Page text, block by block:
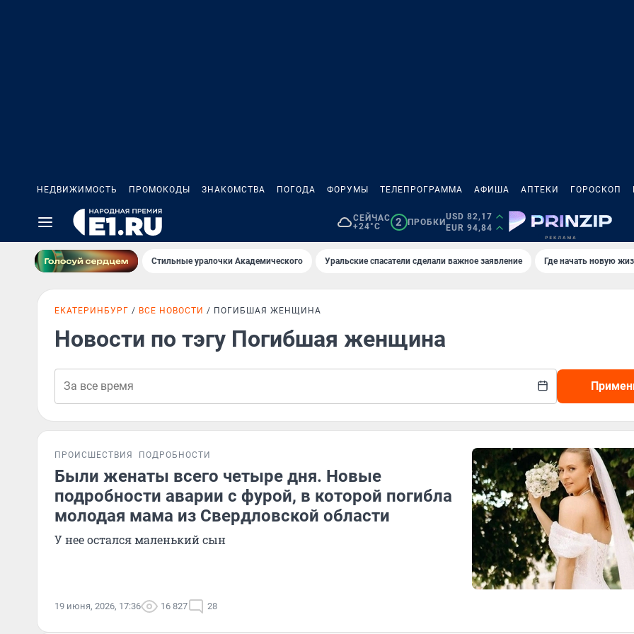
НЕДВИЖИМОСТЬ ПРОМОКОДЫ ЗНАКОМСТВА ПОГОДА ФОРУМЫ ТЕЛЕПРОГРАММА АФИША АПТЕКИ ГОРОСКОП
СЕЙЧАС
+24°C
2 ПРОБКИ
USD 82,17
EUR 94,84
Стильные уралочки Академического Уральские спасатели сделали важное заявление Где начать новую
ЕКАТЕРИНБУРГ ВСЕ НОВОСТИ ПОГИБШАЯ ЖЕНЩИНА
Новости по тэгу Погибшая женщина
ПРОИСШЕСТВИЯ ПОДРОБНОСТИ
Были женаты всего четыре дня. Новые
подробности аварии с фурой, в которой погибла
молодая мама из Свердловской области
У нее остался маленький сын
19 июня, 2026, 17:36 16 827 28